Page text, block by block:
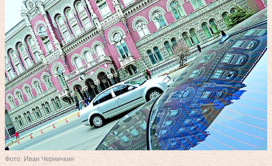
Фото: Иван Черничкин